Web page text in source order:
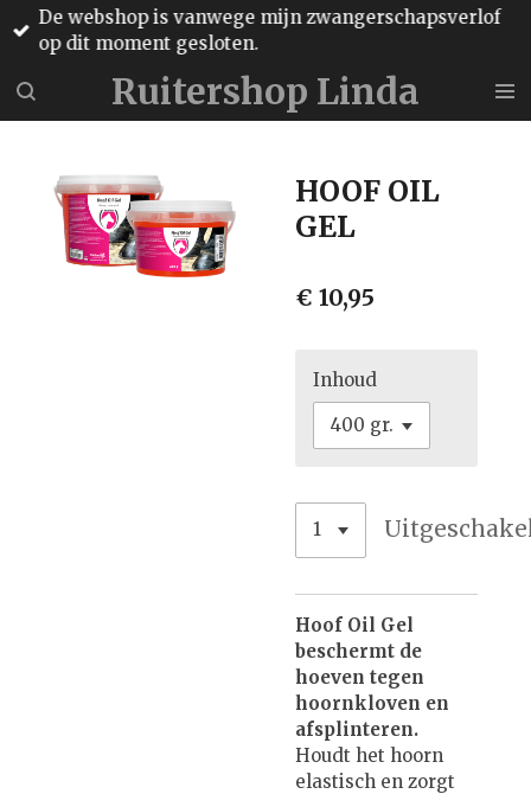
Ga
direct
de
hoofdinhoud
Ruitershop Linda
De webshop is vanwege mijn zwangerschapsverlof
op dit moment gesloten.
HOOF OIL
GEL
€ 10,95
Inhoud
Hoof Oil Gel
beschermt de
hoeven tegen
hoornkloven en
afsplinteren.
Houdt het hoorn
elastisch en zorgt